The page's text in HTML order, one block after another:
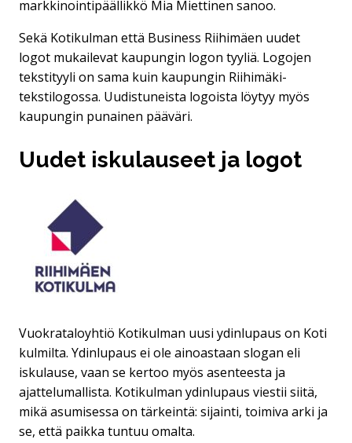
markkinointipäällikkö Mia Miettinen sanoo.
Sekä Kotikulman että Business Riihimäen uudet
logot mukailevat kaupungin logon tyyliä. Logojen
tekstityyli on sama kuin kaupungin Riihimäki-
tekstilogossa. Uudistuneista logoista löytyy myös
kaupungin punainen pääväri.
Uudet iskulauseet ja logot
Vuokrataloyhtiö Kotikulman uusi ydinlupaus on Koti
kulmilta. Ydinlupaus ei ole ainoastaan slogan eli
iskulause, vaan se kertoo myös asenteesta ja
ajattelumallista. Kotikulman ydinlupaus viestii siitä,
mikä asumisessa on tärkeintä: sijainti, toimiva arki ja
se, että paikka tuntuu omalta.